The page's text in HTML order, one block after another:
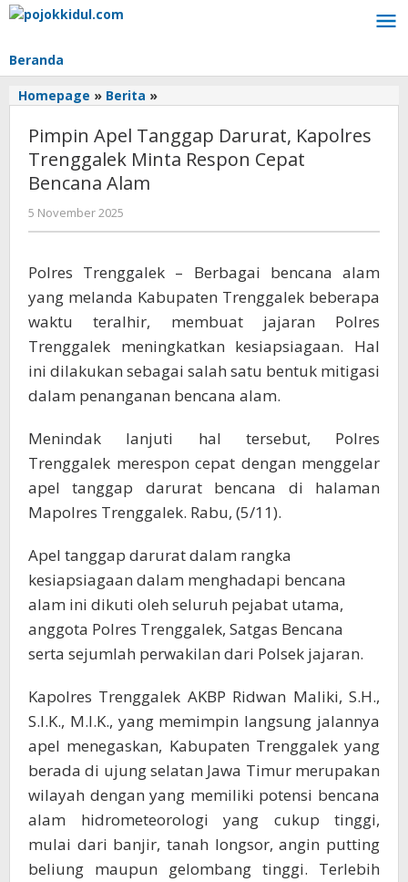
Lewati
Beranda
Homepage » Berita »Pimpin
Tanggap
Darurat,
Kapolres
Respon
Bencana
Pimpin Apel Tanggap Darurat, Kapolres
Trenggalek Minta Respon Cepat
Bencana Alam
5 November 2025
BangAdmin
Polres Trenggalek – Berbagai bencana alam
yang melanda Kabupaten Trenggalek beberapa
waktu teralhir, membuat jajaran Polres
Trenggalek meningkatkan kesiapsiagaan. Hal
ini dilakukan sebagai salah satu bentuk mitigasi
dalam penanganan bencana alam.
Menindak lanjuti hal tersebut, Polres
Trenggalek merespon cepat dengan menggelar
apel tanggap darurat bencana di halaman
Mapolres Trenggalek. Rabu, (5/11).
Apel tanggap darurat dalam rangka
kesiapsiagaan dalam menghadapi bencana
alam ini dikuti oleh seluruh pejabat utama,
anggota Polres Trenggalek, Satgas Bencana
serta sejumlah perwakilan dari Polsek jajaran.
Kapolres Trenggalek AKBP Ridwan Maliki, S.H.,
S.I.K., M.I.K., yang memimpin langsung jalannya
apel menegaskan, Kabupaten Trenggalek yang
berada di ujung selatan Jawa Timur merupakan
wilayah dengan yang memiliki potensi bencana
alam hidrometeorologi yang cukup tinggi,
mulai dari banjir, tanah longsor, angin putting
beliung maupun gelombang tinggi. Terlebih